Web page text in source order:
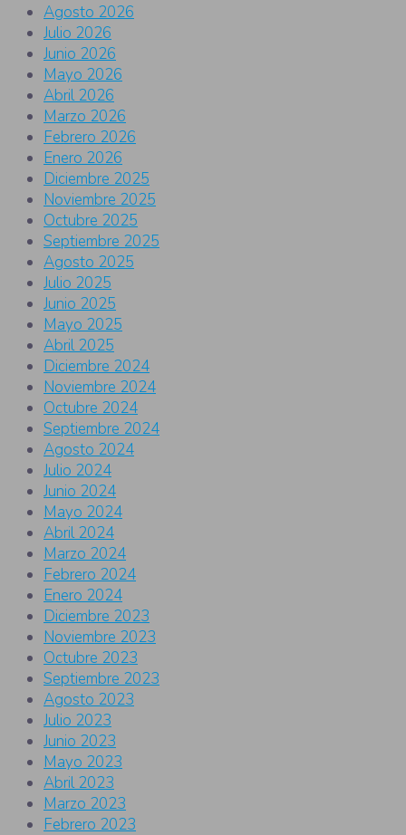
Agosto 2026
Julio 2026
Junio 2026
Mayo 2026
Abril 2026
Marzo 2026
Febrero 2026
Enero 2026
Diciembre 2025
Noviembre 2025
Octubre 2025
Septiembre 2025
Agosto 2025
Julio 2025
Junio 2025
Mayo 2025
Abril 2025
Diciembre 2024
Noviembre 2024
Octubre 2024
Septiembre 2024
Agosto 2024
Julio 2024
Junio 2024
Mayo 2024
Abril 2024
Marzo 2024
Febrero 2024
Enero 2024
Diciembre 2023
Noviembre 2023
Octubre 2023
Septiembre 2023
Agosto 2023
Julio 2023
Junio 2023
Mayo 2023
Abril 2023
Marzo 2023
Febrero 2023